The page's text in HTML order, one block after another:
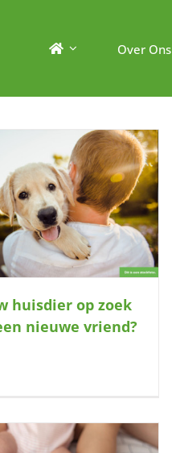
Over Ons
huisdier op zoek
nieuwe vriend?
jij die lieve oma en opa voor deze
gezellige dame?